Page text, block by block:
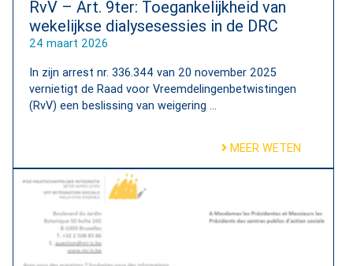
RvV – Art. 9ter: Toegankelijkheid van
wekelijkse dialysesessies in de DRC
24 maart 2026
In zijn arrest nr. 336.344 van 20 november 2025
vernietigt de Raad voor Vreemdelingenbetwistingen
(RvV) een beslissing van weigering ...
MEER WETEN